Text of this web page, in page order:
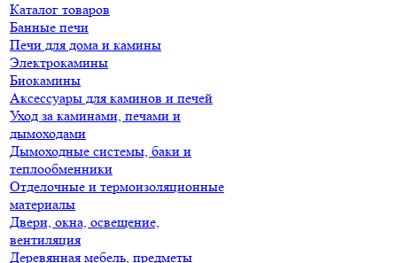
Каталог товаров
Банные печи
Печи для дома и камины
Электрокамины
Биокамины
Аксессуары для каминов и печей
Уход за каминами, печами и
дымоходами
Дымоходные системы, баки и
теплообменники
Отделочные и термоизоляционные
материалы
Двери, окна, освещение,
вентиляция
Деревянная мебель, предметы